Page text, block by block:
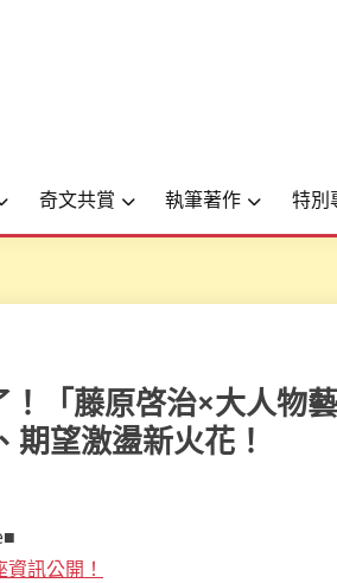
奇文共賞 執筆著作 特別
「藤原啓治×大人物
望激盪新火花！
訊公開！